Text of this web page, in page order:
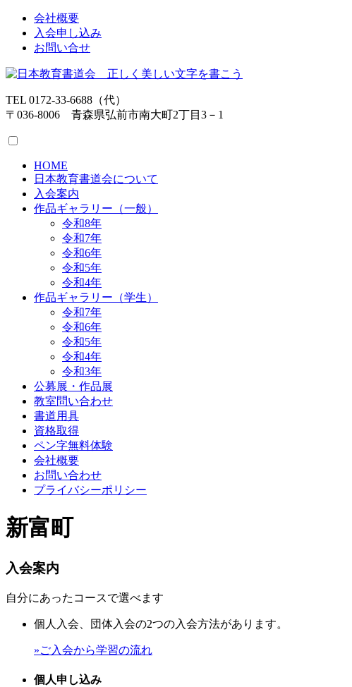
会社概要
入会申し込み
お問い合せ
TEL 0172-33-6688（代）
〒036-8006 青森県弘前市南大町2丁目3－1
HOME
日本教育書道会について
入会案内
作品ギャラリー（一般）
令和8年
令和7年
令和6年
令和5年
令和4年
作品ギャラリー（学生）
令和7年
令和6年
令和5年
令和4年
令和3年
公募展・作品展
教室問い合わせ
書道用具
資格取得
ペン字無料体験
会社概要
お問い合わせ
プライバシーポリシー
新富町
入会案内
自分にあったコースで選べます
個人入会、団体入会の2つの入会方法があります。
»ご入会から学習の流れ
個人申し込み